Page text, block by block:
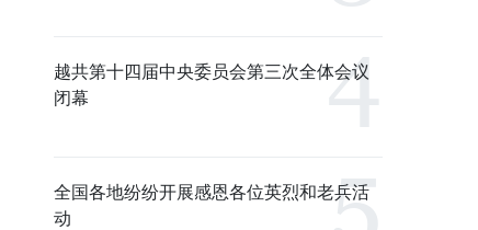
越共第十四届中央委员会第三次全体会议
闭幕
全国各地纷纷开展感恩各位英烈和老兵活
动